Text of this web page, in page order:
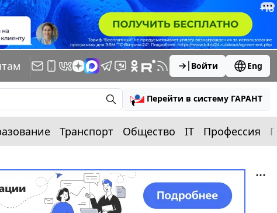
Войти Eng
Перейти в систему ГАРАНТ
Транспорт Общество IT Профессия